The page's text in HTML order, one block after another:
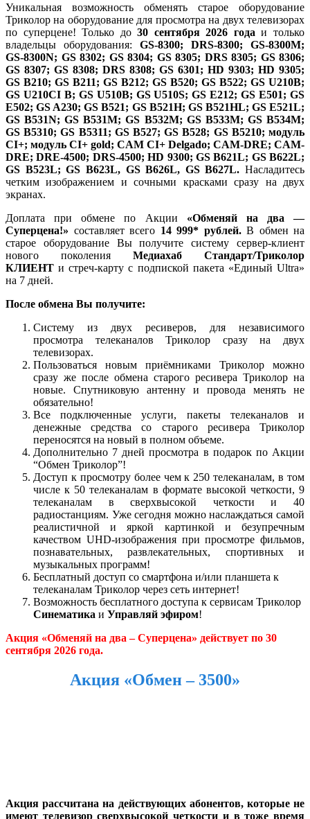
Уникальная возможность обменять старое оборудование
Триколор на оборудование для просмотра на двух телевизорах
по суперцене! Только до30 сентября 2026 года и только
владельцы оборудования: GS-8300; DRS-8300; GS-8300M;
GS-8300N; GS 8302; GS 8304; GS 8305; DRS 8305; GS 8306;
GS 8307; GS 8308; DRS 8308; GS 6301; HD 9303; HD 9305;
GS B210; GS B211; GS B212; GS B520; GS B522; GS U210B;
GS U210CI B; GS U510B; GS U510S; GS E212; GS E501; GS
E502; GS A230; GS B521; GS B521H; GS B521HL; GS E521L;
GS B531N; GS B531M; GS B532M; GS B533M; GS B534M;
GS B5310; GS B5311; GS B527; GS B528; GS B5210; модуль
CI+; модуль CI+ gold; CAM CI+ Delgado; CAM-DRE; CAM-
DRE; DRE-4500; DRS-4500; HD 9300; GS B621L; GS B622L;
GS B523L; GS B623L, GS B626L, GS B627L. Насладитесь
четким изображением и сочными красками сразу на двух
экранах.
Доплата при обмене по Акции «Обменяй на два —
Суперцена!» составляет всего 14 999* рублей. В обмен на
старое оборудование Вы получите систему сервер-клиент
нового поколения Медиахаб Стандарт/Триколор
КЛИЕНТ и стреч-карту с подпиской пакета «Единый Ultra»
на 7 дней.
После обмена Вы получите:
Систему из двух ресиверов, для независимого
просмотра телеканалов Триколор сразу на двух
телевизорах.
Пользоваться новым приёмниками Триколор можно
сразу же после обмена старого ресивера Триколор на
новые. Спутниковую антенну и провода менять не
обязательно!
Все подключенные услуги, пакеты телеканалов и
денежные средства со старого ресивера Триколор
переносятся на новый в полном объеме.
Дополнительно 7 дней просмотра в подарок по Акции
“Обмен Триколор”!
Доступ к просмотру более чем к 250 телеканалам, в том
числе к 50 телеканалам в формате высокой четкости, 9
телеканалам в сверхвысокой четкости и 40
радиостанциям. Уже сегодня можно наслаждаться самой
реалистичной и яркой картинкой и безупречным
качеством UHD-изображения при просмотре фильмов,
познавательных, развлекательных, спортивных и
музыкальных программ!
Бесплатный доступ со смартфона и/или планшета к
телеканалам Триколор через сеть интернет!
Возможность бесплатного доступа к сервисам Триколор
Синематика и Управляй эфиром!
Акция «Обменяй на два – Суперцена» действует по 30
сентября 2026 года.
Акция «Обмен – 3500»
Акция рассчитана на действующих абонентов, которые не
имеют телевизор сверхвысокой четкости и в тоже время